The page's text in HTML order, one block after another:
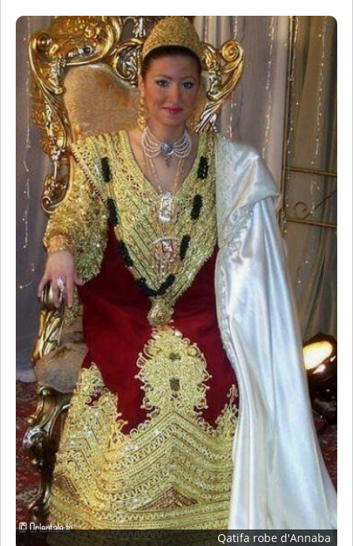
Qatifa robe d'Annaba